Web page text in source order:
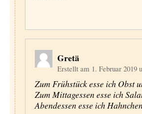
Gretä
Erstellt am 1. Februar 2019
Zum Frühstück esse ich Obst
Zum Mittagessen esse ich
Abendessen esse ich